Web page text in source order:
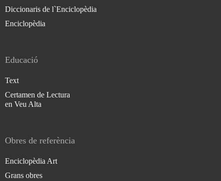
Diccionaris de l`Enciclopèdia
Enciclopèdia
Educació
Text
Certamen de Lectura
en Veu Alta
Obres de referència
Enciclopèdia Art
Grans obres